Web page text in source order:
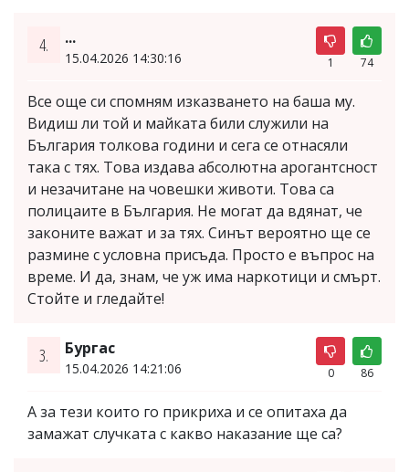
4. ...
15.04.2026 14:30:16 1 74
Все още си спомням изказването на баша му.
Видиш ли той и майката били служили на
България толкова години и сега се отнасяли
така с тях. Това издава абсолютна арогантсност
и незачитане на човешки животи. Това са
полицаите в България. Не могат да вдянат, че
законите важат и за тях. Синът вероятно ще се
размине с условна присъда. Просто е въпрос на
време. И да, знам, че уж има наркотици и смърт.
Стойте и гледайте!
3. Бургас
15.04.2026 14:21:06 0 86
А за тези които го прикриха и се опитаха да
замажат случката с какво наказание ще са?